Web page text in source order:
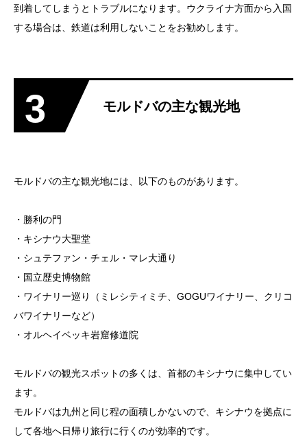
到着してしまうとトラブルになります。ウクライナ方面から入国
する場合は、鉄道は利用しないことをお勧めします。
3 モルドバの主な観光地
モルドバの主な観光地には、以下のものがあります。
・勝利の門
・キシナウ大聖堂
・シュテファン・チェル・マレ大通り
・国立歴史博物館
・ワイナリー巡り（ミレシティミチ、GOGUワイナリー、クリコ
バワイナリーなど）
・オルヘイベッキ岩窟修道院
モルドバの観光スポットの多くは、首都のキシナウに集中してい
ます。
モルドバは九州と同じ程の面積しかないので、キシナウを拠点に
して各地へ日帰り旅行に行くのが効率的です。